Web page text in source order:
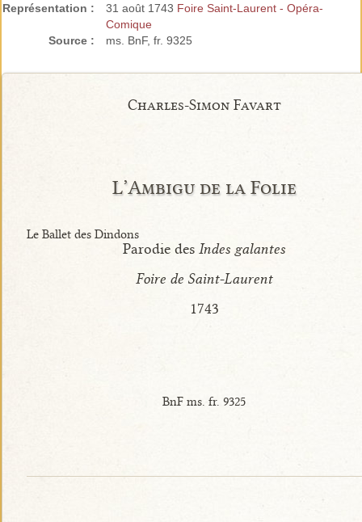
Représentation :
31 août 1743 Foire Saint-Laurent - Opéra-
Comique
Source :
ms. BnF, fr. 9325
Charles-Simon Favart
L’Ambigu de la Folie
Le Ballet des Dindons
Parodie desIndes galantes
Foire de Saint-Laurent
1743
BnF ms. fr. 9325